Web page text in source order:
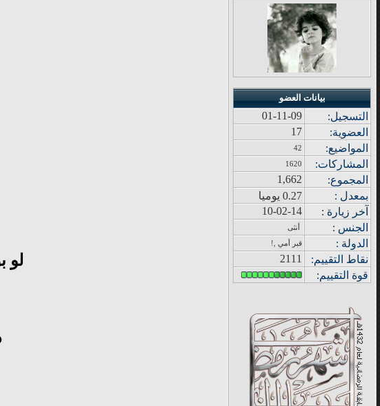
بيانات العضو
التسجيل:
01-11-09
العضوية:
17
المواضيع:
42
المشاركات:
1620
المجموع:
1,662
بمعدل :
0.27 يوميا
خر زيار ة :
10-02-14
الجنس :
أنثى
الدولة : قبر أمي ,!
نقاط التقييم:
2111
قوة التقييم:
لو